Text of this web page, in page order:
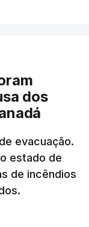
dos
evacuação.
estado de
de incêndios